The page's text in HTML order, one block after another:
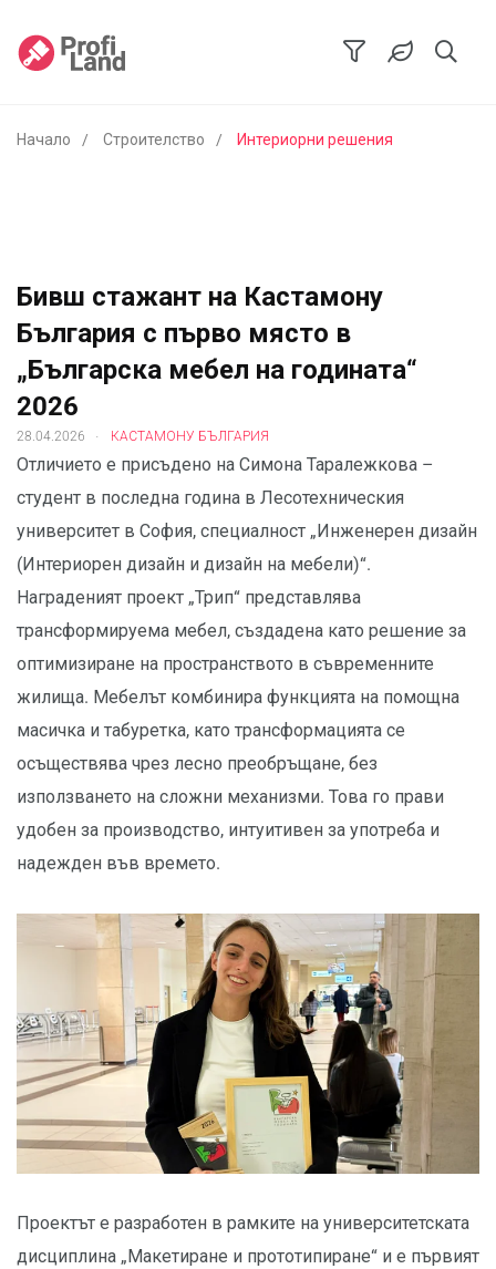
Начало Строителство Интериорни решения
Бивш стажант на Кастамону
България с първо място в
„Българска мебел на годината“
2026
28.04.2026 . КАСТАМОНУ БЪЛГАРИЯ
Отличието е присъдено на Симона Таралежкова –
студент в последна година в Лесотехническия
университет в София, специалност „Инженерен дизайн
(Интериорен дизайн и дизайн на мебели)“.
Награденият проект „Трип“ представлява
трансформируема мебел, създадена като решение за
оптимизиране на пространството в съвременните
жилища. Мебелът комбинира функцията на помощна
масичка и табуретка, като трансформацията се
осъществява чрез лесно преобръщане, без
използването на сложни механизми. Това го прави
удобен за производство, интуитивен за употреба и
надежден във времето.
Проектът е разработен в рамките на университетската
дисциплина „Макетиране и прототипиране“ и е първият